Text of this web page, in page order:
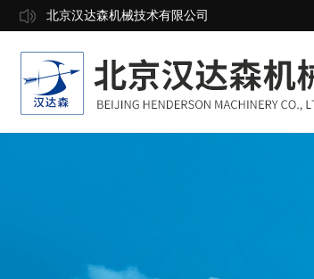
北京汉达森机械技术有限公司